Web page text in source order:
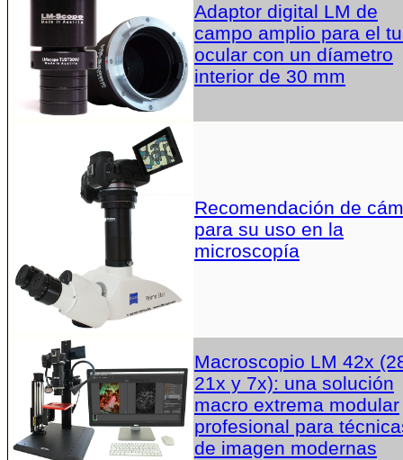
Adaptor digital LM de
campo amplio para el
ocular con un díametro
interior de 30 mm
Recomendación de
para su uso en la
microscopía
Macroscopio LM 42x
21x y 7x): una solución
macro extrema modular
profesional para
de imagen modernas